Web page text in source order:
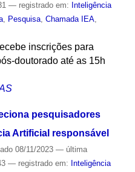
— registrado em: Inteligência
, Pesquisa, Chamada IEA,
inscrições para
doutorado até as 15h
pesquisadores
Artificial responsável
08/11/2023 — última
— registrado em: Inteligência